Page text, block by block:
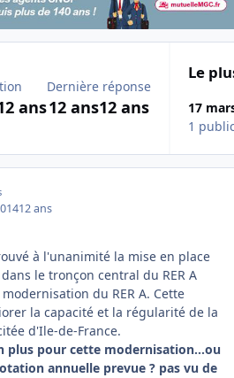
ans
Dernière réponse
12 ans12 ans
Le
17
1
12 ans
à l'unanimité la mise en place
le tronçon central du RER A
du RER A. Cette
la capacité et la régularité de la
d'Ile-de-France.
plus pour cette modernisation...ou
annuelle prevue ? pas vu de